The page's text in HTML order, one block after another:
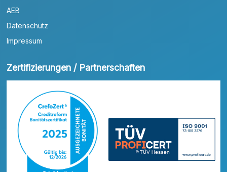
AEB
Datenschutz
Impressum
Zertifizierungen / Partnerschaften